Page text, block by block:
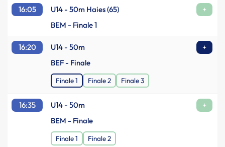
16:05 U14 - 50m Haies (65)
+
BEM - Finale 1
16:20 U14 - 50m
+
BEF - Finale
Finale 1 Finale 2 Finale 3
16:35 U14 - 50m
+
BEM - Finale
Finale 1 Finale 2